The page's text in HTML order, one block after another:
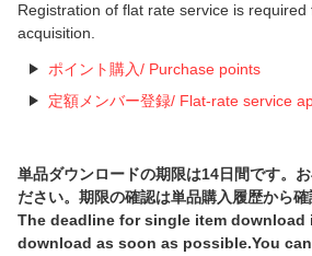
Registration of flat rate service is
acquisition.
ポイント購入/ Purchase points
定額メンバー登録/ Flat-rate service
単品ダウンロードの期限は14日間です。
ださい。期限の確認は単品購入履歴から確
The deadline for single item download
download as soon as possible.You